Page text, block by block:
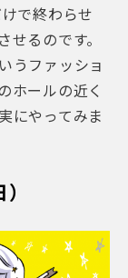
で終わらせ
るのです。
うファッショ
ホールの近く
にやってみま